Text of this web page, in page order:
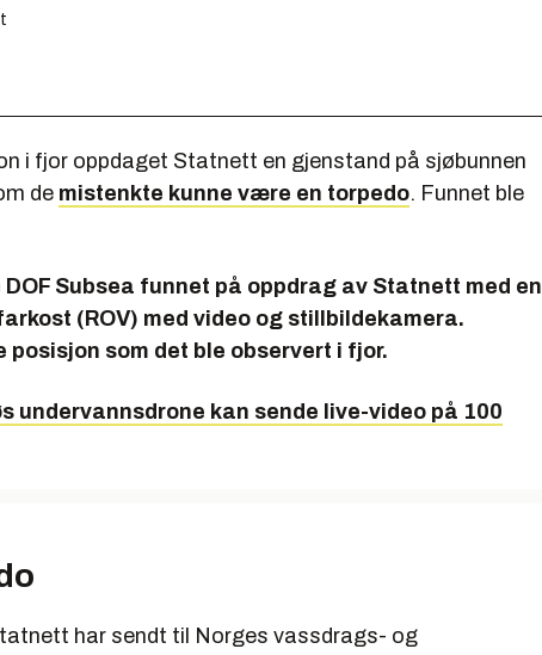
i fjor oppdaget Statnett en gjenstand på sjøbunnen
de mistenkte kunne være en torpedo. Funnet ble
DOF Subsea funnet på oppdrag av Statnett med en
(ROV) med video og stillbildekamera.
posisjon som det ble observert i fjor.
undervannsdrone kan sende live-video på 100
har sendt til Norges vassdrags- og